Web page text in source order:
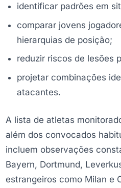
identificar padrões em
comparar jovens
hierarquias de posição;
reduzir riscos de lesões
projetar combinações
atacantes.
A lista de atletas
além dos convocados
incluem observações
Bayern, Dortmund,
estrangeiros como Milan e